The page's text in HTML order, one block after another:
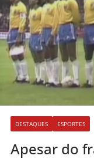
DESTAQUES ESPORTES
Apesar do